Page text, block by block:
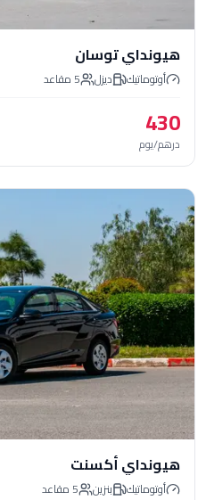
توسان
ديزل 5مقاعد
أكسنت
بنزين 5مقاعد